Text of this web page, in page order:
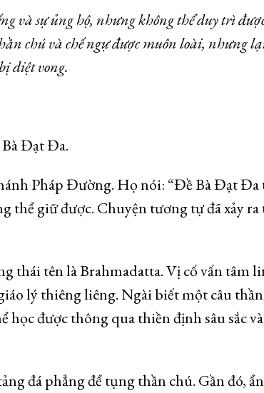
và sự ủng hộ, nhưng không thể duy trì
chú và chế ngự được muôn loài, nhưng
diệt vong.
Đạt Đa.
Pháp Đường. Họ nói: “Đề Bà Đạt
thể giữ được. Chuyện tương tự đã xảy ra
thái tên là Brahmadatta. Vị cố vấn tâm
lý thiêng liêng. Ngài biết một câu
học được thông qua thiền định sâu sắc
đá phẳng để tụng thần chú. Gần đó, ẩn